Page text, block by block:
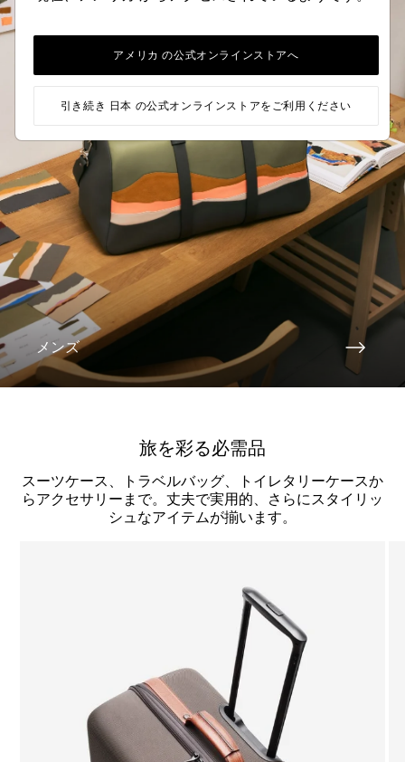
メンズ
旅を彩る必需品
スーツケース、トラベルバッグ、トイレタリーケースか
らアクセサリーまで。丈夫で実用的、さらにスタイリッ
シュなアイテムが揃います。
アメリカ の公式オンラインストアへ
引き続き 日本 の公式オンラインストアをご利用ください